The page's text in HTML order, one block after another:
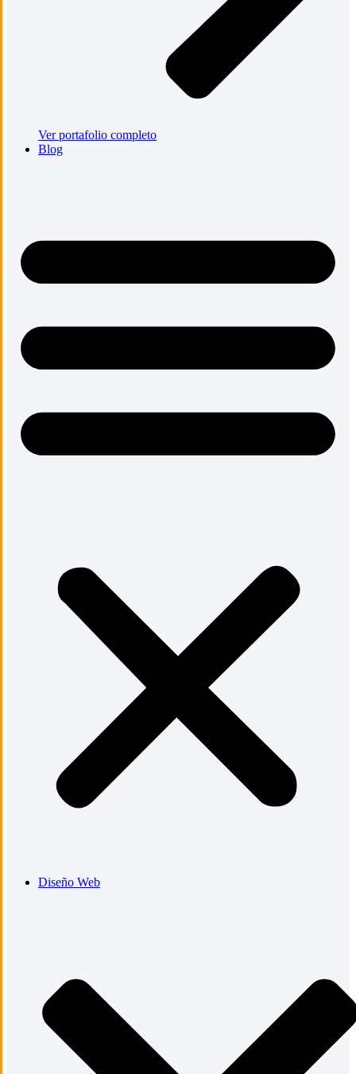
Ver portafolio completo
Blog
Diseño Web